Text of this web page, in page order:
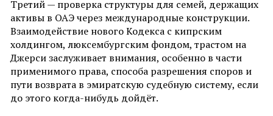
Третий — проверка структуры для семей, держащих
активы в ОАЭ через международные конструкции.
Взаимодействие нового Кодекса с кипрским
холдингом, люксембургским фондом, трастом на
Джерси заслуживает внимания, особенно в части
применимого права, способа разрешения споров и
пути возврата в эмиратскую судебную систему, если
до этого когда-нибудь дойдёт.